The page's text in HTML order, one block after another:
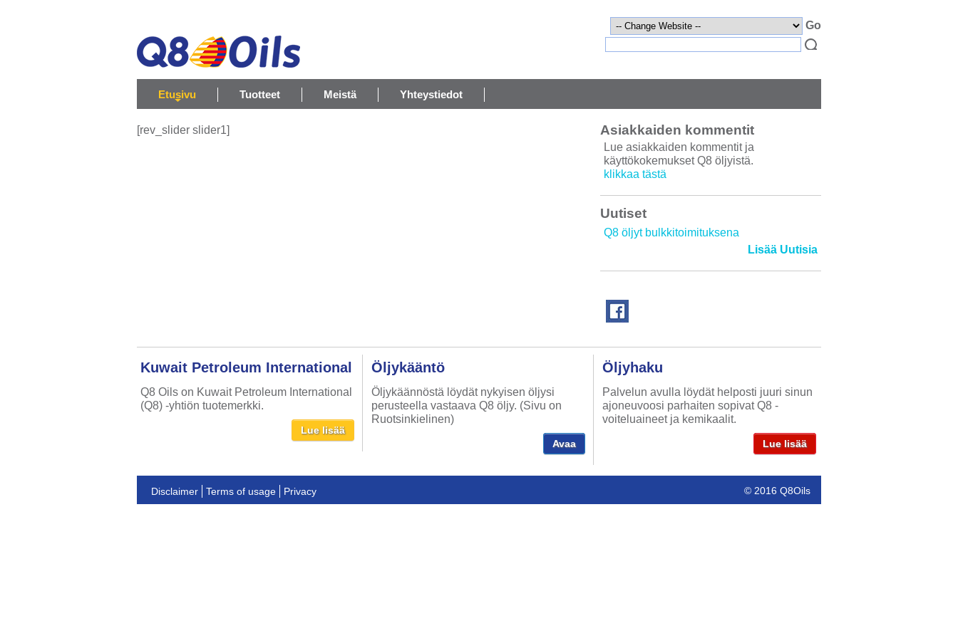
Etusivu Tuotteet Meistä Yhteystiedot
[rev_slider slider1] Asiakkaiden kommentit
Lue asiakkaiden kommentit ja
käyttökokemukset Q8 öljyistä.
klikkaa tästä
Uutiset
Q8 öljyt bulkkitoimituksena
Lisää Uutisia
Kuwait Petroleum International
Q8 Oils on Kuwait Petroleum International
(Q8) -yhtiön tuotemerkki.
Lue lisää
Öljykääntö
Öljykäännöstä löydät nykyisen öljysi
perusteella vastaava Q8 öljy. (Sivu on
Ruotsinkielinen)
Avaa
Öljyhaku
Palvelun avulla löydät helposti juuri sinun
ajoneuvoosi parhaiten sopivat Q8 -
voiteluaineet ja kemikaalit.
Lue lisää
Disclaimer Terms of usage Privacy © 2016 Q8Oils